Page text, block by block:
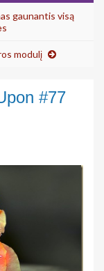
gaunantis visą
modulį
#77